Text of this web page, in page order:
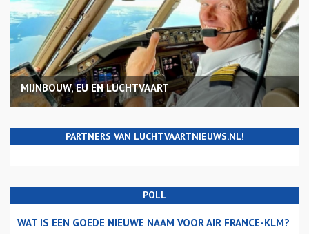
MIJNBOUW, EU EN LUCHTVAART
PARTNERS VAN LUCHTVAARTNIEUWS.NL!
POLL
WAT IS EEN GOEDE NIEUWE NAAM VOOR AIR FRANCE-KLM?